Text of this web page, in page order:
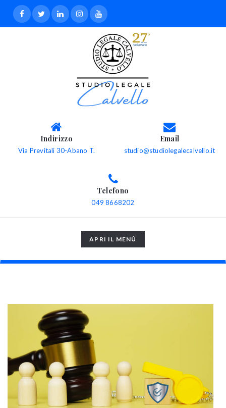
Indirizzo
Via Previtali 30-Abano T.
Email
studio@studiolegalecalvello.it
Telefono
049 8668202
TOGGLE
NAVIGATION
APRI IL MENÚ